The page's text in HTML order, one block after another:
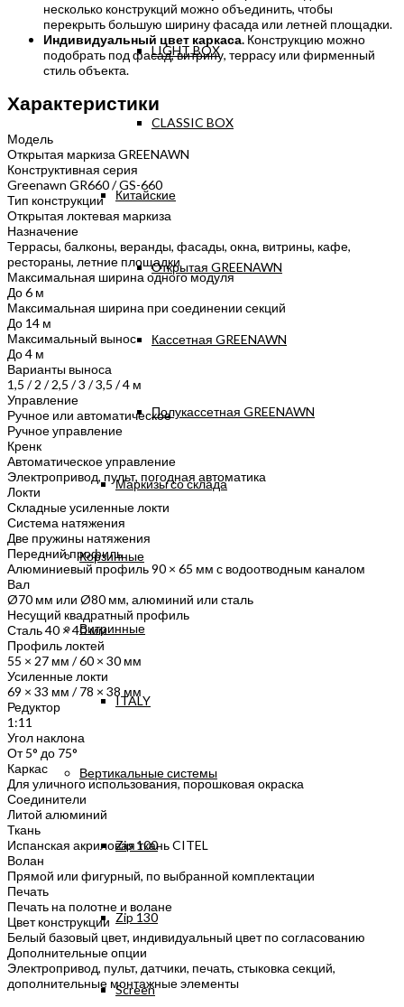
LIGHT BOX
CLASSIC BOX
Китайские
Открытая GREENAWN
Кассетная GREENAWN
Полукассетная GREENAWN
Маркизы со склада
Корзинные
Витринные
ITALY
Вертикальные системы
Zip 100
Zip 130
Screen
несколько конструкций можно объединить, чтобы
перекрыть большую ширину фасада или летней площадки.
Индивидуальный цвет каркаса. Конструкцию можно
подобрать под фасад, витрину, террасу или фирменный
стиль объекта.
Характеристики
Модель
Открытая маркиза GREENAWN
Конструктивная серия
Greenawn GR660 / GS-660
Тип конструкции
Открытая локтевая маркиза
Назначение
Террасы, балконы, веранды, фасады, окна, витрины, кафе,
рестораны, летние площадки
Максимальная ширина одного модуля
До 6 м
Максимальная ширина при соединении секций
До 14 м
Максимальный вынос
До 4 м
Варианты выноса
1,5 / 2 / 2,5 / 3 / 3,5 / 4 м
Управление
Ручное или автоматическое
Ручное управление
Кренк
Автоматическое управление
Электропривод, пульт, погодная автоматика
Локти
Складные усиленные локти
Система натяжения
Две пружины натяжения
Передний профиль
Алюминиевый профиль 90 × 65 мм с водоотводным каналом
Вал
Ø70 мм или Ø80 мм, алюминий или сталь
Несущий квадратный профиль
Сталь 40 × 40 мм
Профиль локтей
55 × 27 мм / 60 × 30 мм
Усиленные локти
69 × 33 мм / 78 × 38 мм
Редуктор
1:11
Угол наклона
От 5° до 75°
Каркас
Для уличного использования, порошковая окраска
Соединители
Литой алюминий
Ткань
Испанская акриловая ткань CITEL
Волан
Прямой или фигурный, по выбранной комплектации
Печать
Печать на полотне и волане
Цвет конструкции
Белый базовый цвет, индивидуальный цвет по согласованию
Дополнительные опции
Электропривод, пульт, датчики, печать, стыковка секций,
дополнительные монтажные элементы